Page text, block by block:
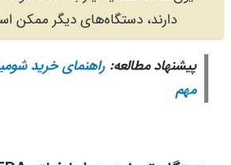
دارند، دستگاه‌های دیگر ممکن
پیشنهاد مطالعه:
مهم